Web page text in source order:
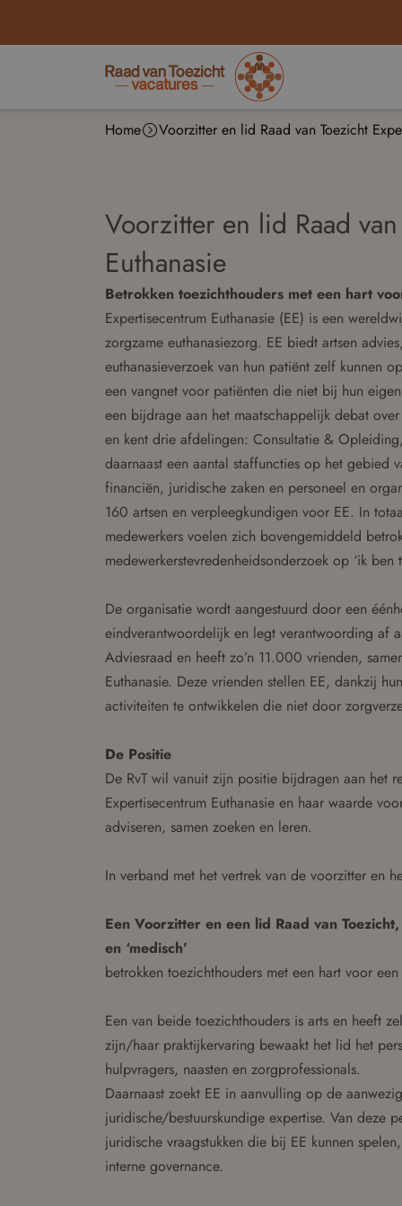
Home Voorzitter en lid Raad van Toezicht
Voorzitter en lid Raad
Euthanasie
Betrokken toezichthouders met een hart
Expertisecentrum Euthanasie (EE) is een
zorgzame euthanasiezorg. EE biedt artsen
euthanasieverzoek van hun patiënt zelf kunnen
een vangnet voor patiënten die niet bij hun
een bijdrage aan het maatschappelijk debat
en kent drie afdelingen: Consultatie &
daarnaast een aantal staffuncties op het
financiën, juridische zaken en personeel en
160 artsen en verpleegkundigen voor EE. In
medewerkers voelen zich bovengemiddeld
medewerkerstevredenheidsonderzoek op ‘ik
De organisatie wordt aangestuurd door een
eindverantwoordelijk en legt verantwoording af
Adviesraad en heeft zo’n 11.000 vrienden,
Euthanasie. Deze vrienden stellen EE, dankzij
activiteiten te ontwikkelen die niet door
De Positie
De RvT wil vanuit zijn positie bijdragen aan het
Expertisecentrum Euthanasie en haar waarde
adviseren, samen zoeken en leren.
In verband met het vertrek van de voorzitter en
Een Voorzitter en een lid Raad van
en ‘medisch’
betrokken toezichthouders met een hart voor
Een van beide toezichthouders is arts en heeft
zijn/haar praktijkervaring bewaakt het lid het
hulpvragers, naasten en zorgprofessionals.
Daarnaast zoekt EE in aanvulling op de
juridische/bestuurskundige expertise. Van
juridische vraagstukken die bij EE kunnen
interne governance.